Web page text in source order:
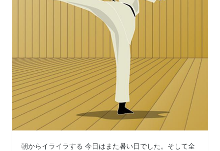
朝からイライラする 今日はまた暑い日でした。そして全